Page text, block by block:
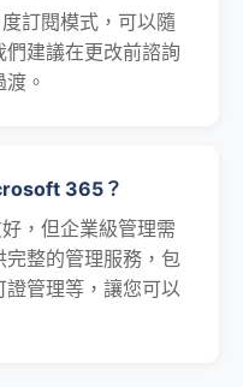
訂閱模式，可以隨
建議在更改前諮詢
。
365？
，但企業級管理需
整的管理服務，包
管理等，讓您可以